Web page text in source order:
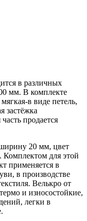
в различных
мм. В комплекте
в виде петель,
застёжка
продается
20 мм, цвет
Комплектом для этой
применяется в
в производстве
Велькро от
и износостойкие,
легки в